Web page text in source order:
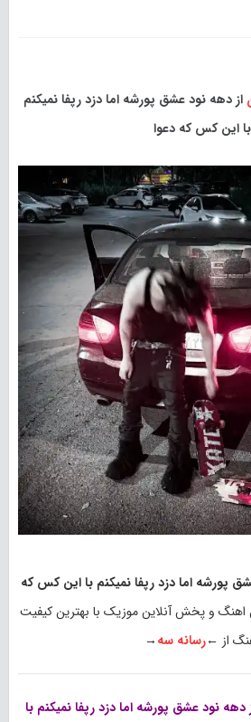
از دهه نود عشق پورشه اما دزد رپفا نمیکنم
با این کس که دعوا
پورشه اما دزد رپفا نمیکنم با این کس که
اهنگ و پخش آنلاین موزیک با بهترین کیفیت
از ←رسانه سه→
دهه نود عشق پورشه اما دزد رپفا نمیکنم با